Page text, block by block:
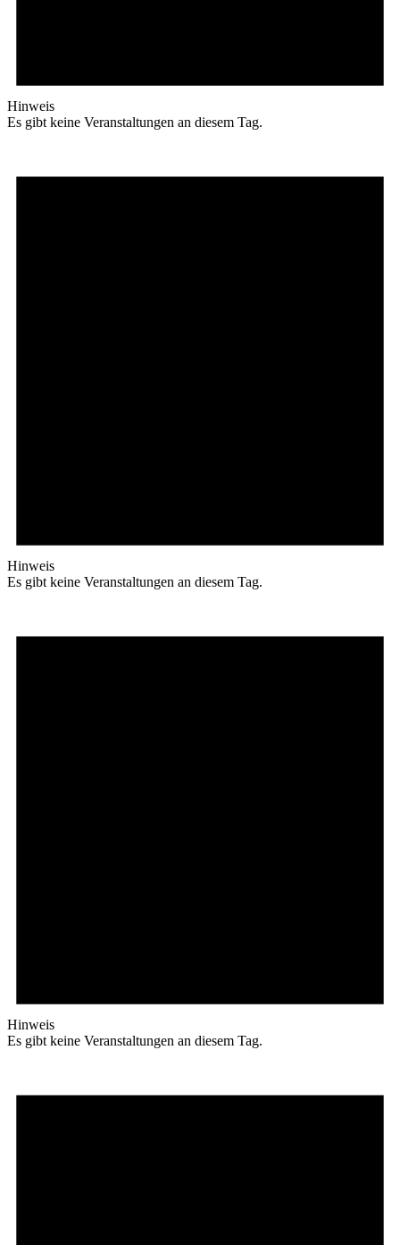
Hinweis
Es gibt keine Veranstaltungen an diesem Tag.
Hinweis
Es gibt keine Veranstaltungen an diesem Tag.
Hinweis
Es gibt keine Veranstaltungen an diesem Tag.